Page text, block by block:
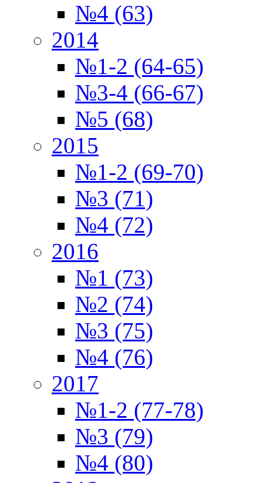
№4 (63)
2014
№1-2 (64-65)
№3-4 (66-67)
№5 (68)
2015
№1-2 (69-70)
№3 (71)
№4 (72)
2016
№1 (73)
№2 (74)
№3 (75)
№4 (76)
2017
№1-2 (77-78)
№3 (79)
№4 (80)